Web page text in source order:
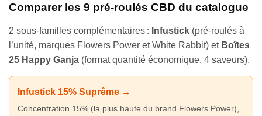
Comparer les 9 pré-roulés CBD du catalogue
2 sous-familles complémentaires : Infustick (pré-roulés à
l’unité, marques Flowers Power et White Rabbit) et Boîtes
25 Happy Ganja (format quantité économique, 4 saveurs).
Infustick 15% Suprême →
Concentration 15% (la plus haute du brand Flowers Power),